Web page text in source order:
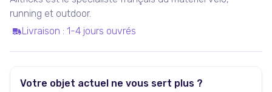
running et outdoor.
Livraison : 1-4 jours ouvrés
Votre objet actuel ne vous sert plus ?